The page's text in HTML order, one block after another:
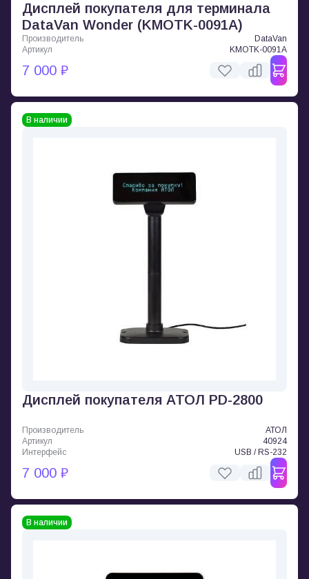
Дисплей покупателя для терминала
DataVan Wonder (KMOTK-0091A)
Производитель
DataVan
Артикул
KMOTK-0091A
7 000 ₽
В наличии
Дисплей покупателя АТОЛ PD-2800
Производитель
АТОЛ
Артикул
40924
Интерфейс
USB / RS-232
7 000 ₽
В наличии